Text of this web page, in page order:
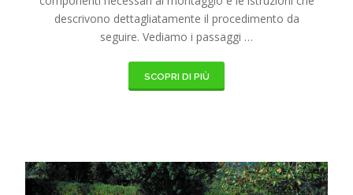
descrivono dettagliatamente il procedimento da
seguire. Vediamo i passaggi …
SCOPRI DI PIÙ